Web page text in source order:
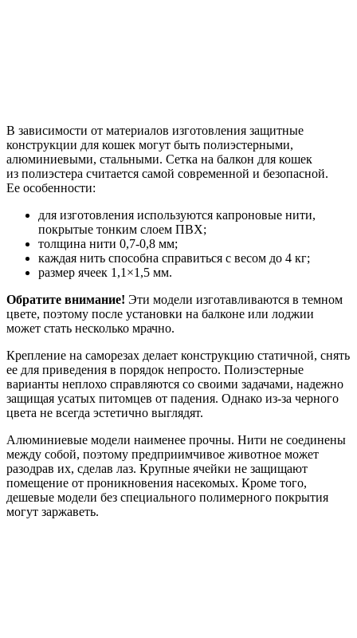
В зависимости от материалов изготовления защитные
конструкции для кошек могут быть полиэстерными,
алюминиевыми, стальными. Сетка на балкон для кошек
из полиэстера считается самой современной и безопасной.
Ее особенности:
для изготовления используются капроновые нити,
покрытые тонким слоем ПВХ;
толщина нити 0,7-0,8 мм;
каждая нить способна справиться с весом до 4 кг;
размер ячеек 1,1×1,5 мм.
Обратите внимание! Эти модели изготавливаются в темном
цвете, поэтому после установки на балконе или лоджии
может стать несколько мрачно.
Крепление на саморезах делает конструкцию статичной, снять
ее для приведения в порядок непросто. Полиэстерные
варианты неплохо справляются со своими задачами, надежно
защищая усатых питомцев от падения. Однако из-за черного
цвета не всегда эстетично выглядят.
Алюминиевые модели наименее прочны. Нити не соединены
между собой, поэтому предприимчивое животное может
разодрав их, сделав лаз. Крупные ячейки не защищают
помещение от проникновения насекомых. Кроме того,
дешевые модели без специального полимерного покрытия
могут заржаветь.